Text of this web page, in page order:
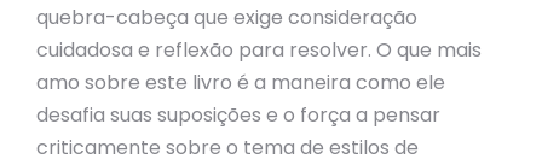
quebra-cabeça que exige consideração
cuidadosa e reflexão para resolver. O que mais
amo sobre este livro é a maneira como ele
desafia suas suposições e o força a pensar
criticamente sobre o tema de estilos de